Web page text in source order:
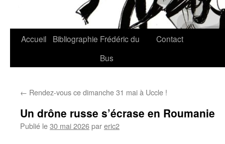
Accueil Bibliographie Frédéric du
Bus
Contact
← Rendez-vous ce dimanche 31 mai à Uccle !
Un drône russe s’écrase en Roumanie
Publié le30 mai 2026pareric2